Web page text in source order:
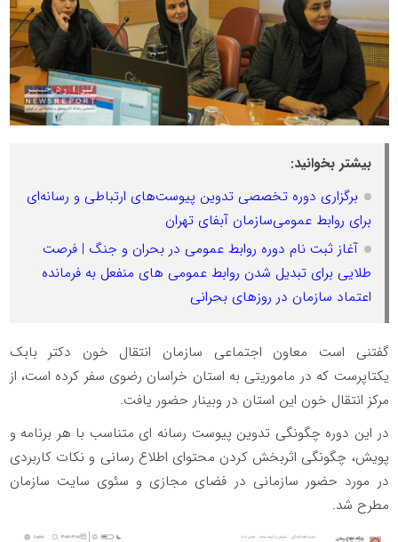
بیشتر بخوانید:
برگزاری دوره تخصصی تدوین پیوست‌های ارتباطی و رسانه‌ای
برای روابط عمومی‌سازمان آبفای تهران
آغاز ثبت نام دوره روابط عمومی در بحران و جنگ | فرصت
طلایی برای تبدیل شدن روابط عمومی های منفعل به فرمانده
اعتماد سازمان در روزهای بحرانی
گفتنی است معاون اجتماعی سازمان انتقال خون دکتر بابک
یکتاپرست که در ماموریتی به استان خراسان رضوی سفر کرده است، از
مرکز انتقال خون این استان در وبینار حضور یافت.
در این دوره چگونگی تدوین پیوست رسانه ای متناسب با هر برنامه و
پویش، چگونگی اثربخش کردن محتوای اطلاع رسانی و نکات کاربردی
در مورد حضور سازمانی در فضای مجازی و سئوی سایت سازمان
مطرح شد.